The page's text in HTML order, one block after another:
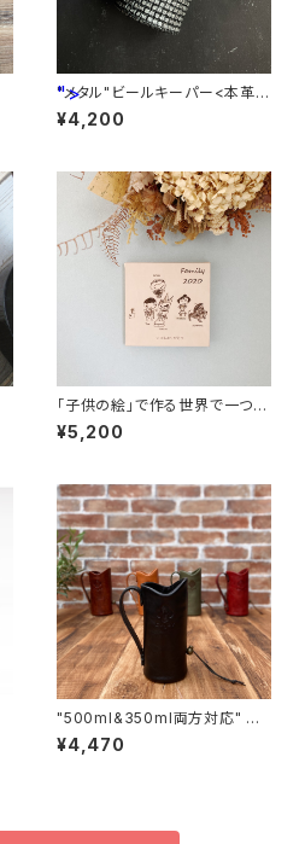
">
"メタル"ビールキーパー<本革製
>
¥4,200
「子供の絵」で作る世界で一つの
ウォールアート(壁飾り) "スマホ
で撮って送るだけ" 本革製
¥5,200
"500ml&350ml両方対応" ビ
ールキーパー＜Black＞
¥4,470